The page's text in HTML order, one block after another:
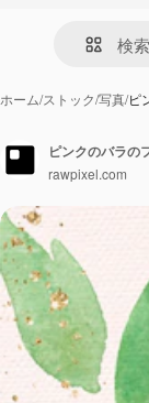
ホーム/ストック/写真/ピ
ピンクのバラの
rawpixel.com